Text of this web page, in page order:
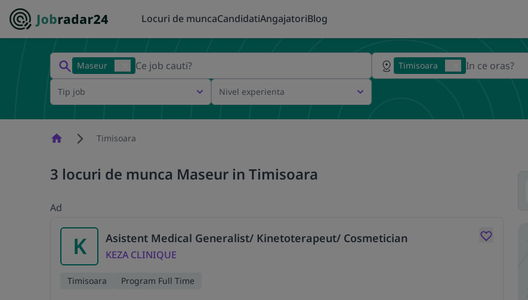
Locuri de muncaCandidatiAngajatoriBlog
Maseur Timisoara
Tip job Nivel experienta
HomepageTimisoara
3 locuri de munca Maseur in Timisoara
Ad
K Asistent Medical Generalist/ Kinetoterapeut/ Cosmetician
KEZA CLINIQUE
Timisoara Program Full Time